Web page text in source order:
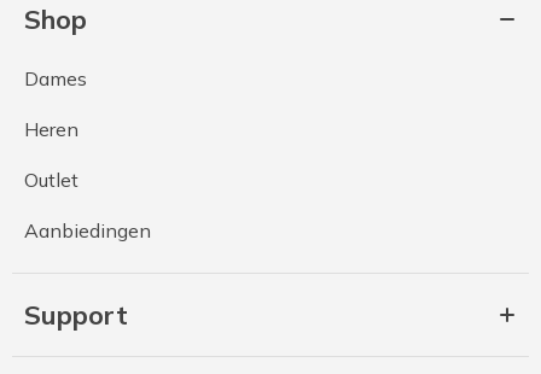
Shop
Dames
Heren
Outlet
Aanbiedingen
Support